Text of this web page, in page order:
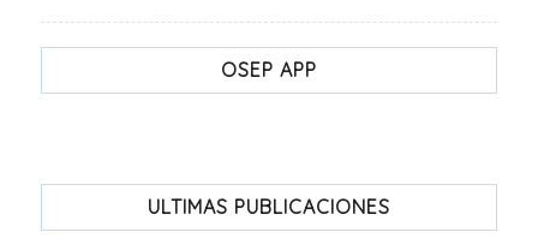
OSEP APP
ULTIMAS PUBLICACIONES